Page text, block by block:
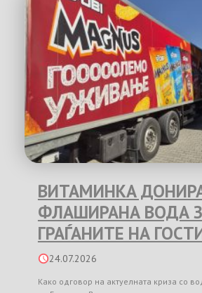
ВИТАМИНКА
ФЛАШИРАНА ВОДА
ГРАЃАНИТЕ НА
24.07.2026
Како одговор на актуелната криза со